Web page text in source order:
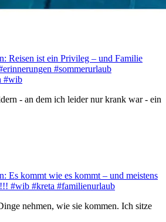
Reisen ist ein Privileg – und Familie
#sommerurlaub
#wib
- an dem ich leider nur krank war - ein
Es kommt wie es kommt – und meistens
#wib #kreta #familienurlaub
nehmen, wie sie kommen. Ich sitze